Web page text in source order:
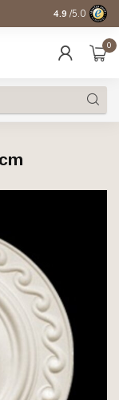
4.9 /5.0
0